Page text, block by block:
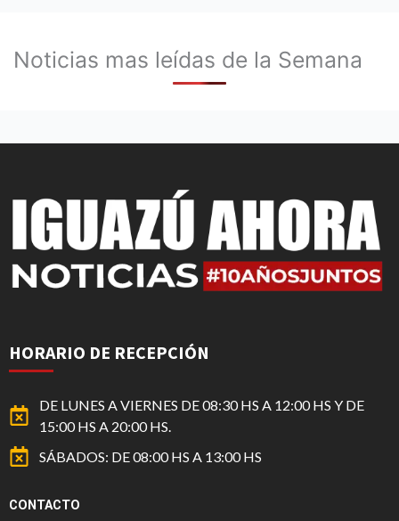
Noticias mas leídas de la Semana
HORARIO DE RECEPCIÓN
DE LUNES A VIERNES DE 08:30 HS A 12:00 HS Y DE
15:00 HS A 20:00 HS.
SÁBADOS: DE 08:00 HS A 13:00 HS
CONTACTO